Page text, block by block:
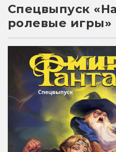
Спецвыпуск
ролевые игры»